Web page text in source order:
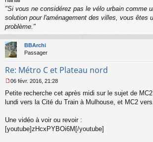
"Si vous ne considérez pas le vélo urbain comme
solution pour l'aménagement des villes, vous êtes
problème."
BBArchi
Passager
Re: Métro C et Plateau nord
e
s
g
e
06 févr. 2016, 21:28
Petite recherche cet après midi sur le sujet de
lundi vers la Cité du Train à Mulhouse, et MC2
Une vidéo à voir ou revoir :
[youtube]zHcxPYBOi6M[/youtube]